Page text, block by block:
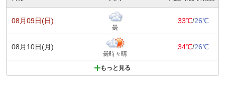
08月09日(日)
曇
33℃/26℃
08月10日(月)
曇時々晴
34℃/26℃
もっと見る